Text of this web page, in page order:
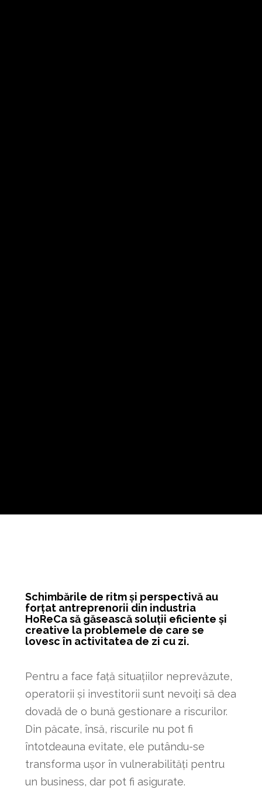
Schimbările de ritm și perspectivă au
forțat antreprenorii din industria
HoReCa să găsească soluții eficiente și
creative la problemele de care se
lovesc în activitatea de zi cu zi.
Pentru a face față situațiilor neprevăzute,
operatorii şi investitorii sunt nevoiți să dea
dovadă de o bună gestionare a riscurilor.
Din păcate, însă, riscurile nu pot fi
întotdeauna evitate, ele putându-se
transforma ușor în vulnerabilități pentru
un business, dar pot fi asigurate.